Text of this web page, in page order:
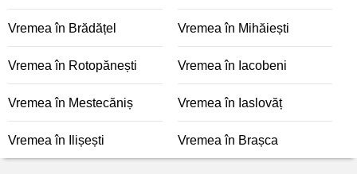
Vremea în Brădățel Vremea în Mihăiești
Vremea în Rotopănești Vremea în Iacobeni
Vremea în Mestecăniș Vremea în Iaslovăț
Vremea în Ilișești Vremea în Brașca